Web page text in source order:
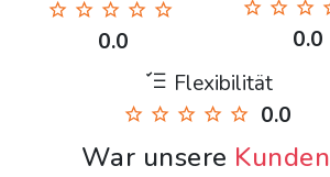
0.0
0.0
Flexibilität
0.0
War unsere Kunden